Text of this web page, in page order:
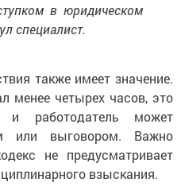
в юридическом
специалист.
также имеет значение.
менее четырех часов, это
и работодатель может
или выговором. Важно
не предусматривает
взыскания.